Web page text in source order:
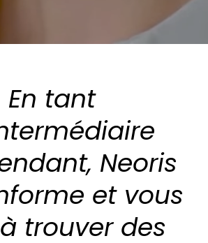
En tant
Neoris
et vous
trouver des